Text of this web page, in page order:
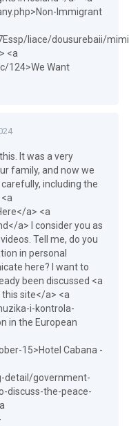
Immigrant
liace/dousurebaii/
<a
124>We Want
It was a very
family, and now we
including the
a> <a
a> I consider you as
Tell me, do you
in personal
here? I want to
been discussed <a
site</a> <a
i-kontrola-
in the European
15>Hotel Cabana -
detail/government-
discuss-the-peace-